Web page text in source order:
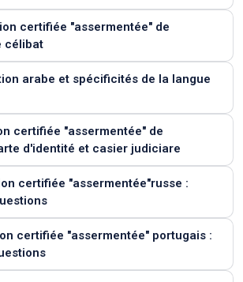
certifiée "assermentée" de
célibat
arabe et spécificités de la langue
certifiée "assermentée" de
d'identité et casier judiciare
certifiée "assermentée"russe :
certifiée "assermentée" portugais :